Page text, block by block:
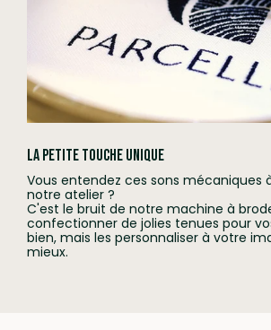
La petite touche unique
Vous entendez ces sons mécaniques
notre atelier ?
C'est le bruit de notre machine à
confectionner de jolies tenues pour
bien, mais les personnaliser à votre
mieux.